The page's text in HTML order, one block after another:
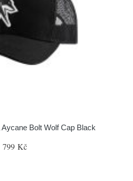
Bolt Wolf Cap Black
799 Kč